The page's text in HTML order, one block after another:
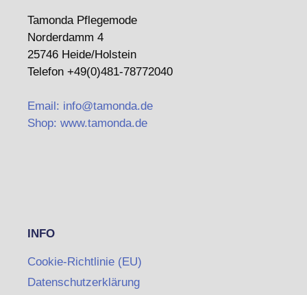
Tamonda Pflegemode
Norderdamm 4
25746 Heide/Holstein
Telefon +49(0)481-78772040
Email: info@tamonda.de
Shop: www.tamonda.de
INFO
Cookie-Richtlinie (EU)
Datenschutzerklärung